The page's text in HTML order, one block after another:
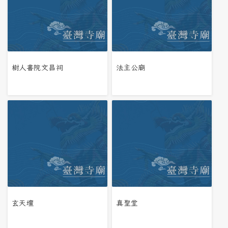
樹人書院文昌祠 法主公廟
玄天壇 真聖堂